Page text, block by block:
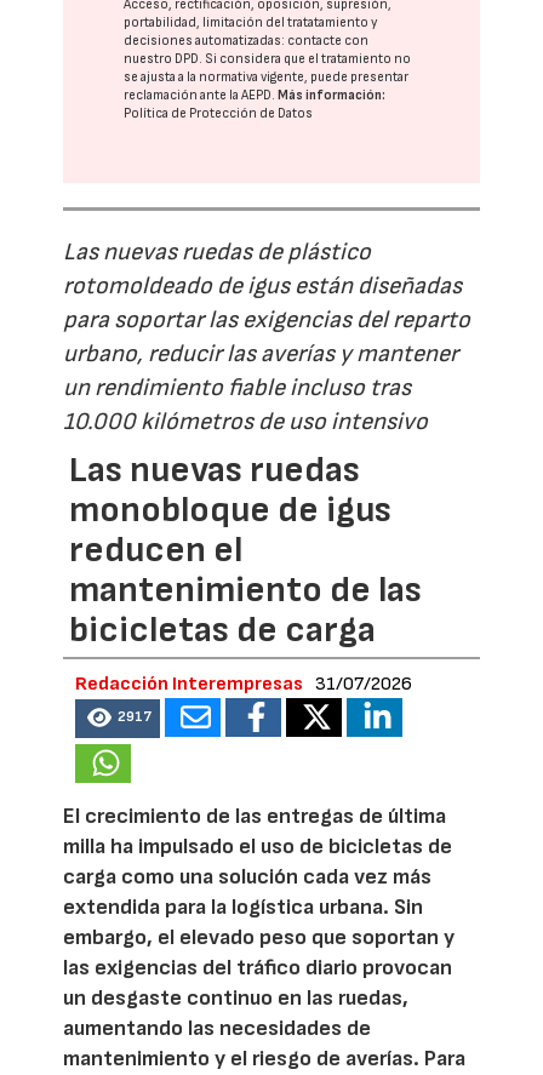
Acceso, rectificación, oposición, supresión,
portabilidad, limitación del tratatamiento y
decisiones automatizadas: contacte con
nuestro DPD. Si considera que el tratamiento no
se ajusta a la normativa vigente, puede presentar
reclamación ante laAEPD. Más información:
Política de Protección de Datos
Las nuevas ruedas de plástico
rotomoldeado de igus están diseñadas
para soportar las exigencias del reparto
urbano, reducir las averías y mantener
un rendimiento fiable incluso tras
10.000 kilómetros de uso intensivo
Las nuevas ruedas
monobloque de igus
reducen el
mantenimiento de las
bicicletas de carga
Redacción Interempresas 31/07/2026
2917
El crecimiento de las entregas de última
milla ha impulsado el uso de bicicletas de
carga como una solución cada vez más
extendida para la logística urbana. Sin
embargo, el elevado peso que soportan y
las exigencias del tráfico diario provocan
un desgaste continuo en las ruedas,
aumentando las necesidades de
mantenimiento y el riesgo de averías. Para